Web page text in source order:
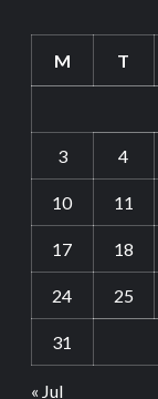
M T
3 4
10 11
17 18
24 25
31
« Jul